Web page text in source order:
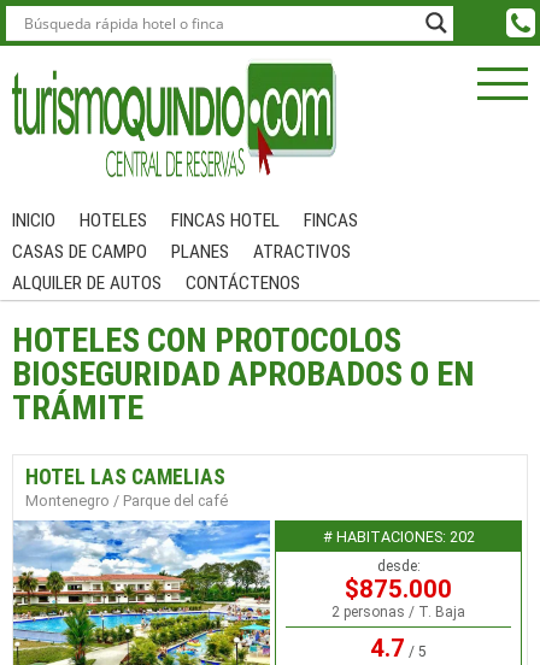
INICIO HOTELES FINCAS HOTEL
FINCAS
CASAS DE CAMPO
PLANES
ATRACTIVOS
ALQUILER DE AUTOS
CONTÁCTENOS
HOTELES CON PROTOCOLOS
BIOSEGURIDAD APROBADOS O EN
TRÁMITE
HOTEL LAS CAMELIAS
Montenegro / Parque del café
# HABITACIONES: 202
desde:
$875.000
2 personas / T. Baja
4.7 / 5